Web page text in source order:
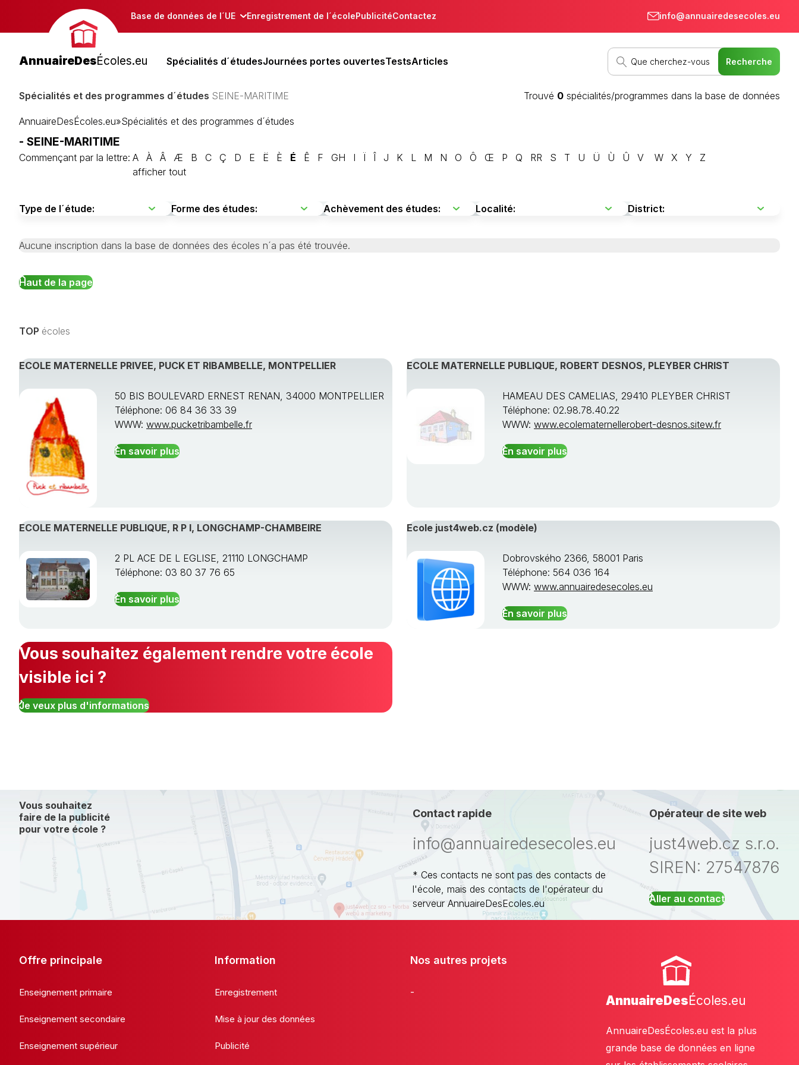
Base de données de l´UE Enregistrement de l´écolePublicitéContactez info@annuairedesecoles.eu
AnnuaireDesÉcoles.eu Spécialités d´étudesJournées portes ouvertesTestsArticles
Spécialités et des programmes d´études SEINE-MARITIME Trouvé 0 spécialités/programmes dans la base de données
AnnuaireDesÉcoles.eu»Spécialités et des programmes d´études
- SEINE-MARITIME
Commençant par la lettre: A À Â Æ B C Ç D E Ë È É Ê F GH I Ï Î J K L M N O Ô Œ P Q RR S T U Ü Ù Û V W X Y
Z
afficher tout
Aucune inscription dans la base de données des écoles n´a pas été trouvée.
Haut de la page
TOP écoles
ECOLE MATERNELLE PRIVEE, PUCK ET RIBAMBELLE, MONTPELLIER
50 BIS BOULEVARD ERNEST RENAN, 34000 MONTPELLIER
Téléphone: 06 84 36 33 39
WWW: www.pucketribambelle.fr
En savoir plus
ECOLE MATERNELLE PUBLIQUE, ROBERT DESNOS, PLEYBER CHRIST
HAMEAU DES CAMELIAS, 29410 PLEYBER CHRIST
Téléphone: 02.98.78.40.22
WWW: www.ecolematernellerobert-desnos.sitew.fr
En savoir plus
ECOLE MATERNELLE PUBLIQUE, R P I, LONGCHAMP-CHAMBEIRE
2 PL ACE DE L EGLISE, 21110 LONGCHAMP
Téléphone: 03 80 37 76 65
En savoir plus
Ecole just4web.cz (modèle)
Dobrovského 2366, 58001 Paris
Téléphone: 564 036 164
WWW: www.annuairedesecoles.eu
En savoir plus
Vous souhaitez également rendre votre école
visible ici ?
Je veux plus d'informations
Vous souhaitez
faire de la publicité
pour votre école ?
Contact rapide
info@annuairedesecoles.eu
* Ces contacts ne sont pas des contacts de
l'école, mais des contacts de l'opérateur du
serveur AnnuaireDesEcoles.eu
Opérateur de site web
just4web.cz s.r.o.
SIREN: 27547876
Aller au contact
Offre principale
Enseignement primaire
Enseignement secondaire
Enseignement supérieur
Information
Enregistrement
Mise à jour des données
Publicité
Nos autres projets
-
AnnuaireDesÉcoles.eu
AnnuaireDesÉcoles.eu est la plus
grande base de données en ligne